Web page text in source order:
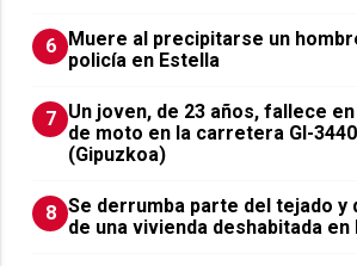
6 Muere al precipitarse un
policía en Estella
7 Un joven, de 23 años, fallece
de moto en la carretera GI-
(Gipuzkoa)
8 Se derrumba parte del tejado y
de una vivienda deshabitada en